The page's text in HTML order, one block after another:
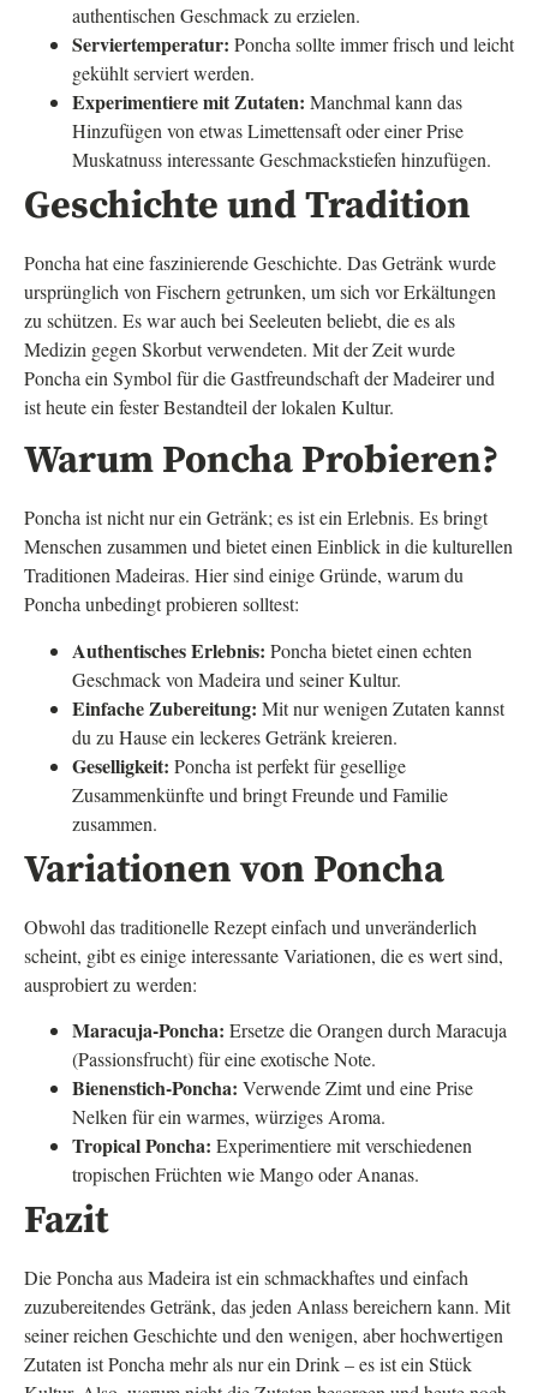
authentischen Geschmack zu erzielen.
Serviertemperatur: Poncha sollte immer frisch und leicht
gekühlt serviert werden.
Experimentiere mit Zutaten: Manchmal kann das
Hinzufügen von etwas Limettensaft oder einer Prise
Muskatnuss interessante Geschmackstiefen hinzufügen.
Geschichte und Tradition
Poncha hat eine faszinierende Geschichte. Das Getränk wurde
ursprünglich von Fischern getrunken, um sich vor Erkältungen
zu schützen. Es war auch bei Seeleuten beliebt, die es als
Medizin gegen Skorbut verwendeten. Mit der Zeit wurde
Poncha ein Symbol für die Gastfreundschaft der Madeirer und
ist heute ein fester Bestandteil der lokalen Kultur.
Warum Poncha Probieren?
Poncha ist nicht nur ein Getränk; es ist ein Erlebnis. Es bringt
Menschen zusammen und bietet einen Einblick in die kulturellen
Traditionen Madeiras. Hier sind einige Gründe, warum du
Poncha unbedingt probieren solltest:
Authentisches Erlebnis: Poncha bietet einen echten
Geschmack von Madeira und seiner Kultur.
Einfache Zubereitung: Mit nur wenigen Zutaten kannst
du zu Hause ein leckeres Getränk kreieren.
Geselligkeit: Poncha ist perfekt für gesellige
Zusammenkünfte und bringt Freunde und Familie
zusammen.
Variationen von Poncha
Obwohl das traditionelle Rezept einfach und unveränderlich
scheint, gibt es einige interessante Variationen, die es wert sind,
ausprobiert zu werden:
Maracuja-Poncha: Ersetze die Orangen durch Maracuja
(Passionsfrucht) für eine exotische Note.
Bienenstich-Poncha: Verwende Zimt und eine Prise
Nelken für ein warmes, würziges Aroma.
Tropical Poncha: Experimentiere mit verschiedenen
tropischen Früchten wie Mango oder Ananas.
Fazit
Die Poncha aus Madeira ist ein schmackhaftes und einfach
zuzubereitendes Getränk, das jeden Anlass bereichern kann. Mit
seiner reichen Geschichte und den wenigen, aber hochwertigen
Zutaten ist Poncha mehr als nur ein Drink – es ist ein Stück